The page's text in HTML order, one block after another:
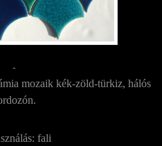
-
mozaik kék-zöld-türkiz, hálós
fali